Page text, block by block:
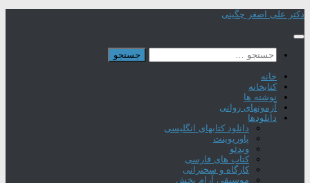
Skip
content
دکتر علی اصغر چگینی
جستجو
برای:
خانه
کتابخانه
نوشته ها
آزمونهای روانی
دانلودها
دانلود کتابهای انگلیسی
پاورپوینت
ویدئو
کتاب های فارسی
کارگاه و سخنرانی
موسیقی آرام بخش